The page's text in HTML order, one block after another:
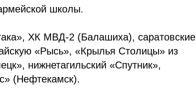
школы.
ХК МВД-2 (Балашиха), саратовские
«Рысь», «Крылья Столицы» из
нижнетагильский «Спутник»,
(Нефтекамск).